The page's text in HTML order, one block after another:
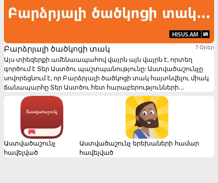
Բարձրյալի ծածկոցի տակ 7 Օրեր
Այս տիեզերքի ամենաապահով վայրն այն վայրն է, որտեղ
գործում է Տեր Աստծու պաշտպանությունը: Աստվածաշունչը
սովորեցնում է, որ Բարձրյալի ծածկոցի տակ հայտնվելու միակ
ճանապարհը Տեր Աստծու հետ հարաբերությունների
բժշկությունն է, որն իրականություն է դառնում Նրա հետ
հաշտվելու արդյունքում։ Եթե ձգտենք ապրել Աստծուն
փառավորող կյանքով՝ Նրա ակնկալած հնազանդությամբ և
Նրա պատվիրանների հանդեպ ակնածանքով, ապա մենք
անմիջապես կհայտնվենք ամենաապահով վայրում՝ Բարձրյալ
Աստծու ծածկոցի տակ։ Բարձրյալի ծածկոցի տակ մնալու
համար մենք ուշադիր ու զգույշ պետք է լինենք, որ գնահատենք
Աստվածաշունչ
հավելված
Աստվածաշունչ երեխաների համար
հավելված